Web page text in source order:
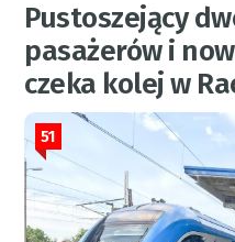
Pustoszejący
pasażerów i
czeka kolej w
51